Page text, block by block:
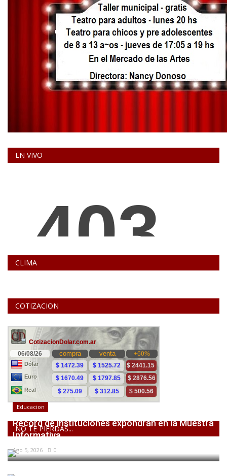
EN VIVO
CLIMA
COTIZACION
NO TE PIERDAS...
Educacion
Récord de instituciones expondrán en la Muestra
Informativa...
Ago 5, 2026 0